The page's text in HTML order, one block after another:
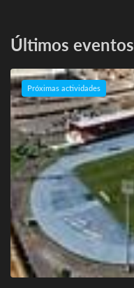
Últimos eventos
Próximas actividades